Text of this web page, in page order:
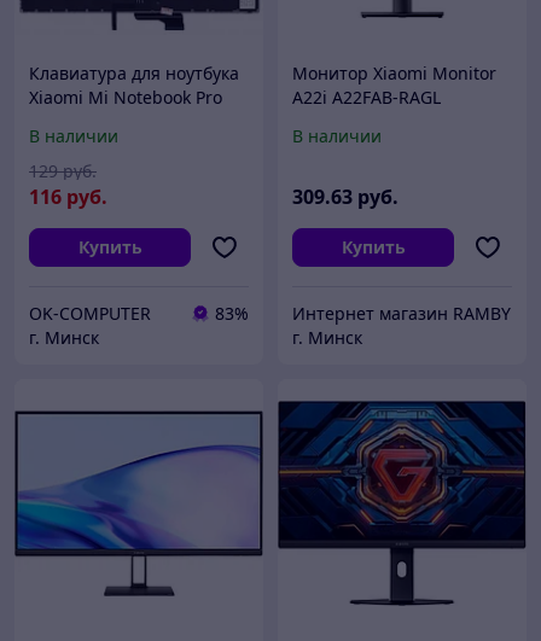
Клавиатура для ноутбука
Xiaomi Mi Notebook Pro
В наличии
116 руб.
129 руб.
Купить
OK-COMPUTER
83%
г. Минск
Монитор Xiaomi Monitor
A22i A22FAB-RAGL
В наличии
309.63 руб.
Купить
Интернет магазин RAMBY
г. Минск